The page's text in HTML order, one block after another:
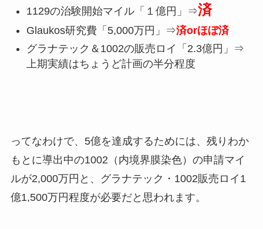
1129の治験開始マイル「１億円」⇒済
Glaukos研究費「5,000万円」⇒済orほぼ済
グラナテック＆1002の販売ロイ「2.3億円」⇒
上期実績はちょうど計画の半分程度
ってなわけで、5億を達成するためには、残りわか
もとに導出中の1002（内境界膜染色）の申請マイ
ルが2,000万円と、グラナテック・1002販売ロイ1
億1,500万円程度が必要だと思われます。